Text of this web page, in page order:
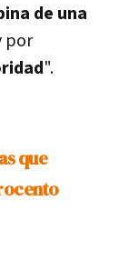
de una
por
".
que